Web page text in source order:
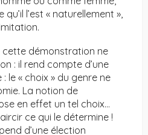
l’est « naturellement »,
cette démonstration ne
: il rend compte d’une
le « choix » du genre ne
La notion de
en effet un tel choix…
ce qui le détermine !
d’une élection